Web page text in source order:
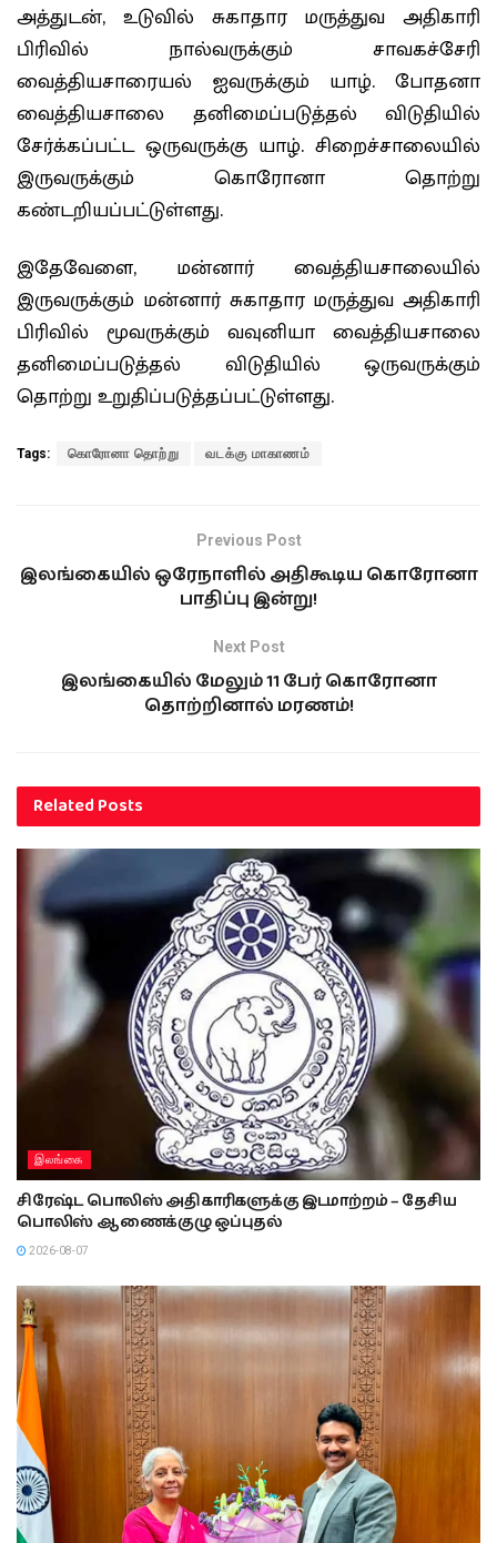
அத்துடன், உடுவில் சுகாதார மருத்துவ அதிகாரி
பிரிவில் நால்வருக்கும் சாவகச்சேரி
வைத்தியசாரையல் ஐவருக்கும் யாழ். போதனா
வைத்தியசாலை தனிமைப்படுத்தல் விடுதியில்
சேர்க்கப்பட்ட ஒருவருக்கு யாழ். சிறைச்சாலையில்
இருவருக்கும் கொரோனா தொற்று
கண்டறியப்பட்டுள்ளது.
இதேவேளை, மன்னார் வைத்தியசாலையில்
இருவருக்கும் மன்னார் சுகாதார மருத்துவ அதிகாரி
பிரிவில் மூவருக்கும் வவுனியா வைத்தியசாலை
தனிமைப்படுத்தல் விடுதியில் ஒருவருக்கும்
தொற்று உறுதிப்படுத்தப்பட்டுள்ளது.
Tags: கொரோனா தொற்று வடக்கு மாகாணம்
Previous Post
இலங்கையில் ஒரேநாளில் அதிகூடிய கொரோனா
பாதிப்பு இன்று!
Next Post
இலங்கையில் மேலும் 11 பேர் கொரோனா
தொற்றினால் மரணம்!
RelatedPosts
இலங்கை
சிரேஷ்ட பொலிஸ் அதிகாரிகளுக்கு இடமாற்றம் – தேசிய
பொலிஸ் ஆணைக்குழு ஒப்புதல்
2026-08-07